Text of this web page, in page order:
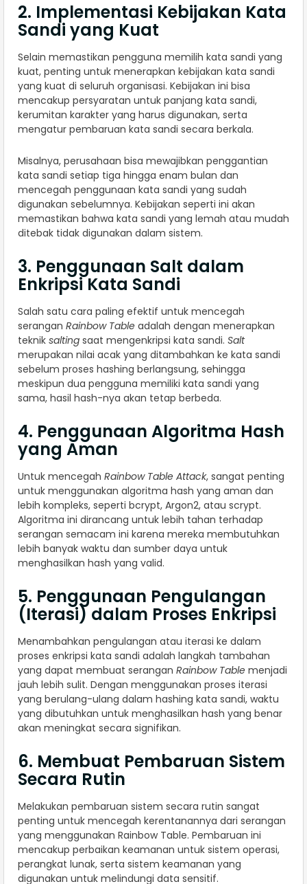
2. Implementasi Kebijakan Kata
Sandi yang Kuat
Selain memastikan pengguna memilih kata sandi yang
kuat, penting untuk menerapkan kebijakan kata sandi
yang kuat di seluruh organisasi. Kebijakan ini bisa
mencakup persyaratan untuk panjang kata sandi,
kerumitan karakter yang harus digunakan, serta
mengatur pembaruan kata sandi secara berkala.
Misalnya, perusahaan bisa mewajibkan penggantian
kata sandi setiap tiga hingga enam bulan dan
mencegah penggunaan kata sandi yang sudah
digunakan sebelumnya. Kebijakan seperti ini akan
memastikan bahwa kata sandi yang lemah atau mudah
ditebak tidak digunakan dalam sistem.
3. Penggunaan Salt dalam
Enkripsi Kata Sandi
Salah satu cara paling efektif untuk mencegah
serangan Rainbow Table adalah dengan menerapkan
teknik salting saat mengenkripsi kata sandi. Salt
merupakan nilai acak yang ditambahkan ke kata sandi
sebelum proses hashing berlangsung, sehingga
meskipun dua pengguna memiliki kata sandi yang
sama, hasil hash-nya akan tetap berbeda.
4. Penggunaan Algoritma Hash
yang Aman
Untuk mencegah Rainbow Table Attack, sangat penting
untuk menggunakan algoritma hash yang aman dan
lebih kompleks, seperti bcrypt, Argon2, atau scrypt.
Algoritma ini dirancang untuk lebih tahan terhadap
serangan semacam ini karena mereka membutuhkan
lebih banyak waktu dan sumber daya untuk
menghasilkan hash yang valid.
5. Penggunaan Pengulangan
(Iterasi) dalam Proses Enkripsi
Menambahkan pengulangan atau iterasi ke dalam
proses enkripsi kata sandi adalah langkah tambahan
yang dapat membuat serangan Rainbow Table menjadi
jauh lebih sulit. Dengan menggunakan proses iterasi
yang berulang-ulang dalam hashing kata sandi, waktu
yang dibutuhkan untuk menghasilkan hash yang benar
akan meningkat secara signifikan.
6. Membuat Pembaruan Sistem
Secara Rutin
Melakukan pembaruan sistem secara rutin sangat
penting untuk mencegah kerentanannya dari serangan
yang menggunakan Rainbow Table. Pembaruan ini
mencakup perbaikan keamanan untuk sistem operasi,
perangkat lunak, serta sistem keamanan yang
digunakan untuk melindungi data sensitif.